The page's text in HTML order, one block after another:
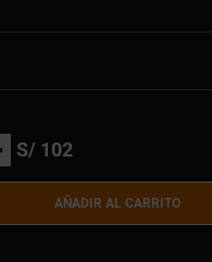
S/ 102
AÑADIR AL CARRITO